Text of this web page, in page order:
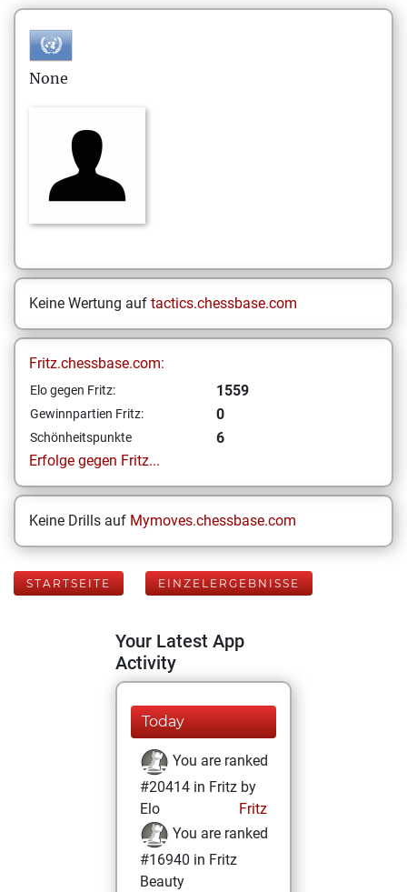
None
Keine Wertung auf tactics.chessbase.com
Fritz.chessbase.com:
Elo gegen Fritz: 1559
Gewinnpartien Fritz: 0
Schönheitspunkte
6
Erfolge gegen Fritz...
Keine Drills auf Mymoves.chessbase.com
STARTSEITE EINZELERGEBNISSE
Your Latest App
Activity
Today
You are ranked
#20414 in Fritz by
Elo
Fritz
You are ranked
#16940 in Fritz
Beauty